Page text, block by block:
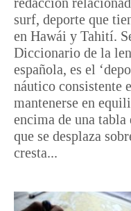
surf, deporte que
en Hawái y Tahití.
Diccionario de la
española, es el
náutico consistente
mantenerse en
encima de una tabla
que se desplaza
cresta...